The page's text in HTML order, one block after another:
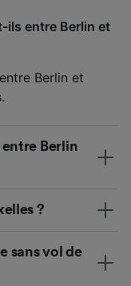
ils entre Berlin et
Berlin et
entre Berlin
?
sans vol de